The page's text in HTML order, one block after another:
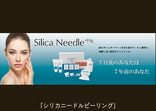
「シリカニードルピーリング」